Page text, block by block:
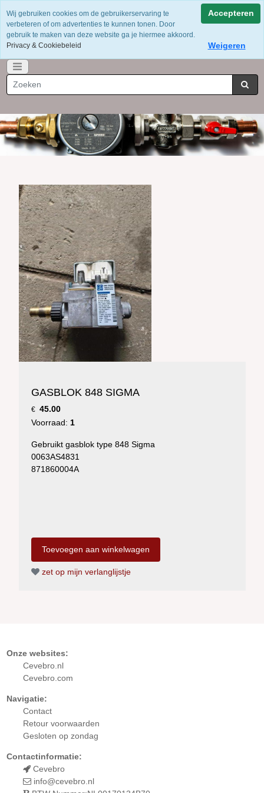
Voor 12 uur besteld = dezelfde dag verzonden
Gratis verzending vanaf €75
Whatsapp 06-49141184
GASBLOK 848 SIGMA
€ 45.00
Voorraad: 1
Gebruikt gasblok type 848 Sigma
0063AS4831
871860004A
zet op mijn verlanglijstje
Onze websites:
Cevebro.nl
Cevebro.com
Navigatie:
Contact
Retour voorwaarden
Gesloten op zondag
Contactinformatie:
Cevebro
info@cevebro.nl
Wij gebruiken cookies om de gebruikerservaring te
verbeteren of om advertenties te kunnen tonen. Door
gebruik te maken van deze website ga je hiermee akkoord.
Privacy & Cookiebeleid
Accepteren
Weigeren